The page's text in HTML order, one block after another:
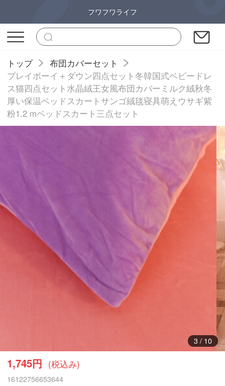
フワフワライフ
トップ
布団カバーセット
プレイボーイ＋ダウン四点セット冬韓国式ベビードレ
ス猫四点セット水晶絨王女風布団カバーミルク絨秋冬
厚い保温ベッドスカートサンゴ絨毯寝具萌えウサギ紫
粉1.2 mベッドスカート三点セット
4/ 10
1,745円 (税込み)
16122756653644